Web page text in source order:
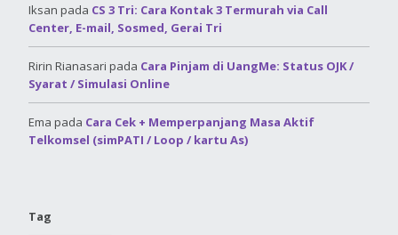
Iksan pada CS 3 Tri: Cara Kontak 3 Termurah via Call
Center, E-mail, Sosmed, Gerai Tri
Ririn Rianasari pada Cara Pinjam di UangMe: Status OJK /
Syarat / Simulasi Online
Ema pada Cara Cek + Memperpanjang Masa Aktif
Telkomsel (simPATI / Loop / kartu As)
Tag